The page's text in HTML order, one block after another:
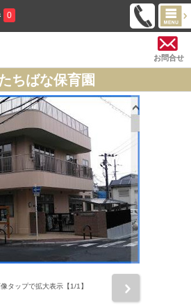
0
お問合せ
ちばな保育園
タップで拡大表示【1/1】